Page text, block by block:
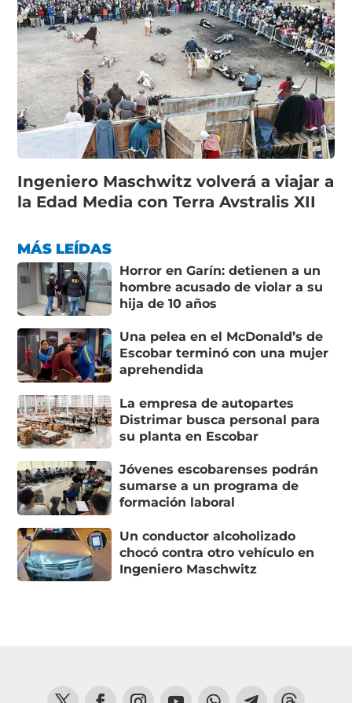
Ingeniero Maschwitz volverá a viajar a
la Edad Media con Terra Avstralis XII
MÁS LEÍDAS
Horror en Garín: detienen a un
hombre acusado de violar a su
hija de 10 años
Una pelea en el McDonald’s de
Escobar terminó con una mujer
aprehendida
La empresa de autopartes
Distrimar busca personal para
su planta en Escobar
Jóvenes escobarenses podrán
sumarse a un programa de
formación laboral
Un conductor alcoholizado
chocó contra otro vehículo en
Ingeniero Maschwitz